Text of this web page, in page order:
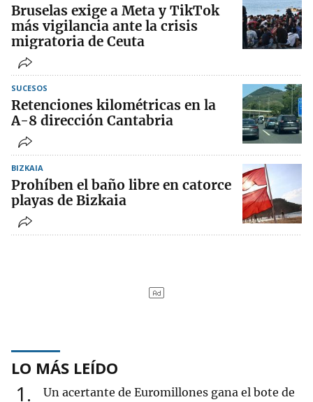
Bruselas exige a Meta y TikTok
más vigilancia ante la crisis
migratoria de Ceuta
SUCESOS
Retenciones kilométricas en la
A-8 dirección Cantabria
BIZKAIA
Prohíben el baño libre en catorce
playas de Bizkaia
LO MÁS LEÍDO
1
Un acertante de Euromillones gana el bote de